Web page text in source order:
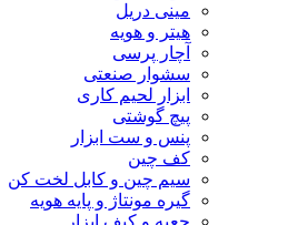
مینی دریل
هیتر و هویه
آچار پرسی
سشوار صنعتی
ابزار لحیم کاری
پیچ گوشتی
پنس و ست ابزار
کف چین
سیم چین و کابل لخت کن
گیره مونتاژ و پایه هویه
جعبه و کیف ابزار